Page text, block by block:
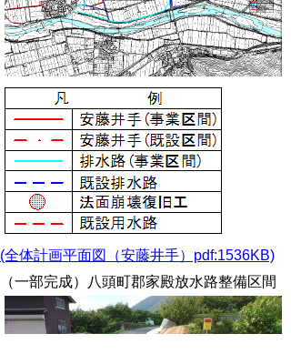
(全体計画平面図（安藤井手）pdf:1536KB)
（一部完成）八頭町郡家殿放水路整備区間